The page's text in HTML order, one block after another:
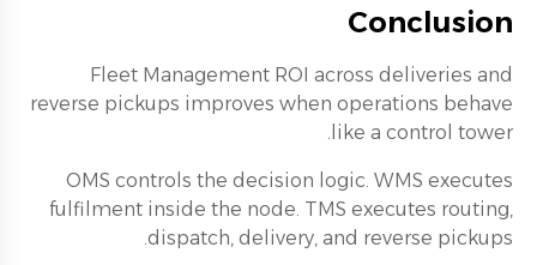
Conclusion
Fleet Management ROI across deliveries and
reverse pickups improves when operations behave
like a control tower.
OMS controls the decision logic. WMS executes
fulfilment inside the node. TMS executes routing,
dispatch, delivery, and reverse pickups.